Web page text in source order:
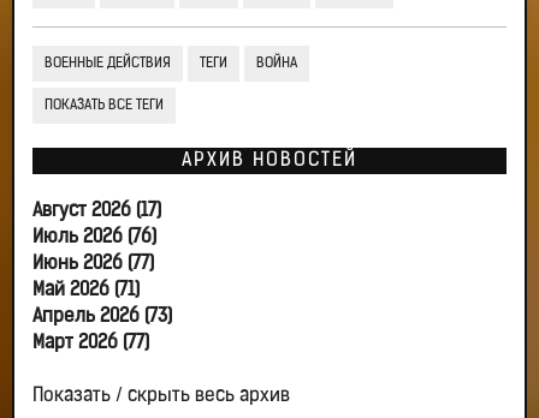
ВОЕННЫЕ ДЕЙСТВИЯ ТЕГИ ВОЙНА
ПОКАЗАТЬ ВСЕ ТЕГИ
АРХИВ НОВОСТЕЙ
Август 2026 (17)
Июль 2026 (76)
Июнь 2026 (77)
Май 2026 (71)
Апрель 2026 (73)
Март 2026 (77)
Показать / скрыть весь архив